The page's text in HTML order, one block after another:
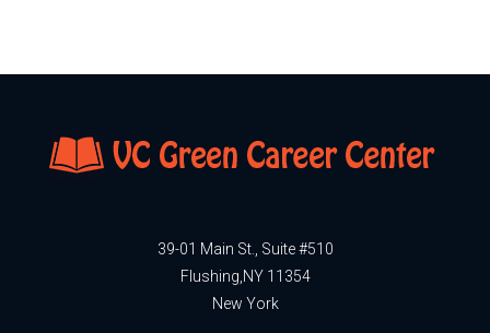
39-01 Main St., Suite #510
Flushing,NY 11354
New York